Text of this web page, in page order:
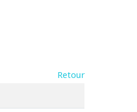
Retour